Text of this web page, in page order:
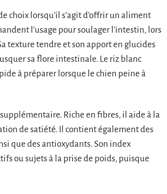
choix lorsqu’il s’agit d’offrir un aliment
l’usage pour soulager l’intestin, lors
texture tendre et son apport en glucides
sa flore intestinale. Le riz blanc
à préparer lorsque le chien peine à
Riche en fibres, il aide à la
de satiété. Il contient également des
que des antioxydants. Son index
ou sujets à la prise de poids, puisque